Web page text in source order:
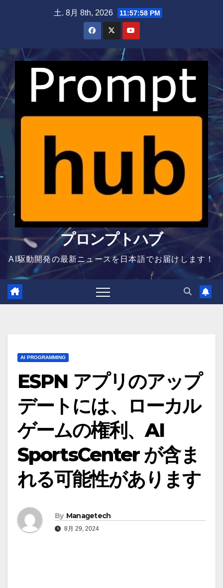
土. 8月 8th, 2026 11:57:58 PM
プロンプトハブ
AI駆動開発の最新ニュースを日本語でお届けします！
AI PROGRAMMING
ESPN アプリのアップ
デートには、ローカル
ゲームの権利、AI
SportsCenter が含ま
れる可能性があります
By Managetech
8月 29, 2024